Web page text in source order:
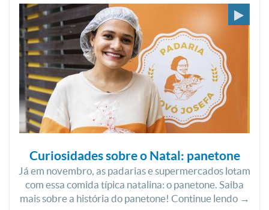
Curiosidades sobre o Natal: panetone
Já em novembro, as padarias e supermercados lotam
com essa comida típica natalina: o panetone. Saiba
mais sobre a história do panetone! Continue lendo →